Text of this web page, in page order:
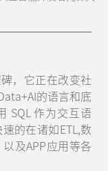
，它正在改变社
的语言和底
SQL 作为交互语
的在诸如ETL,数
及APP应用等各
模型。
号。